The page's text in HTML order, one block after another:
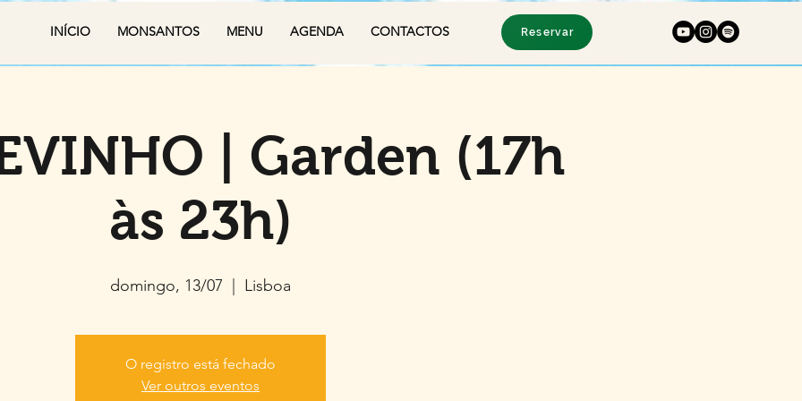
INÍCIO MONSANTOS MENU AGENDA CONTACTOS Reservar
| Garden (17h
às 23h)
domingo, 13/07 Lisboa
O registro está fechado
Ver outros eventos